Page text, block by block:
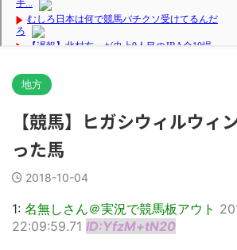
地方
【競馬】ヒガシウィルウィ
った馬
2018-10-04
1: 名無しさん＠実況で競馬板アウト
22:09:59.71 ID:YfzM+tN20